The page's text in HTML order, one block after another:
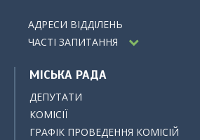
АДРЕСИ ВІДДІЛЕНЬ
ЧАСТІ ЗАПИТАННЯ
МІСЬКА РАДА
ДЕПУТАТИ
КОМІСІЇ
ГРАФІК ПРОВЕДЕННЯ КОМІСІЙ